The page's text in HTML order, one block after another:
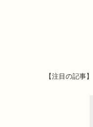
【注目の記事】